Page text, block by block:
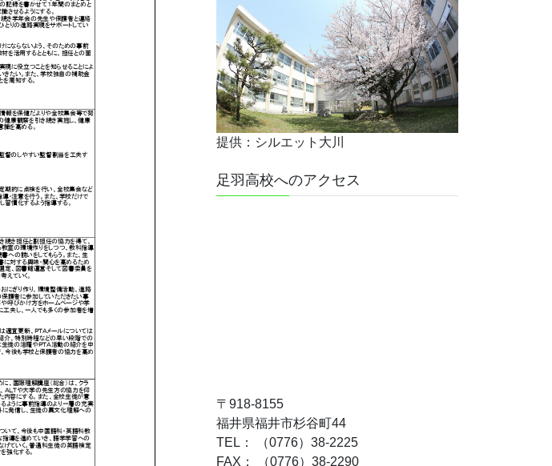
提供：シルエット大川
足羽高校へのアクセス
〒918-8155
福井県福井市杉谷町44
TEL： （0776）38-2225
FAX： （0776）38-2290